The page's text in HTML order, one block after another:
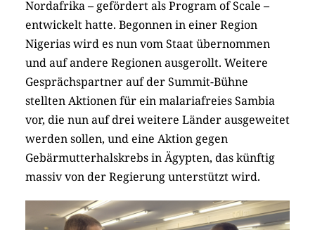
Nordafrika – gefördert als Program of Scale –
entwickelt hatte. Begonnen in einer Region
Nigerias wird es nun vom Staat übernommen
und auf andere Regionen ausgerollt. Weitere
Gesprächspartner auf der Summit-Bühne
stellten Aktionen für ein malariafreies Sambia
vor, die nun auf drei weitere Länder ausgeweitet
werden sollen, und eine Aktion gegen
Gebärmutterhalskrebs in Ägypten, das künftig
massiv von der Regierung unterstützt wird.